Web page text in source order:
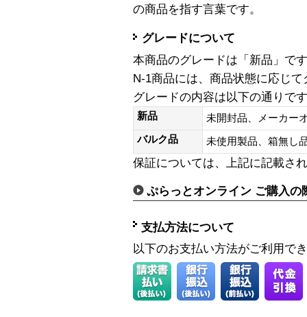
の商品を指す言葉です。
グレードについて
本商品のグレードは「新品」です
N-1商品には、商品状態に応じ
グレードの内容は以下の通りで
新品
未開封品、メーカー
バルク品
未使用製品、箱無
保証については、上記に記載さ
ぷらっとオンライン ご購入の
支払方法について
以下のお支払い方法がご利用で